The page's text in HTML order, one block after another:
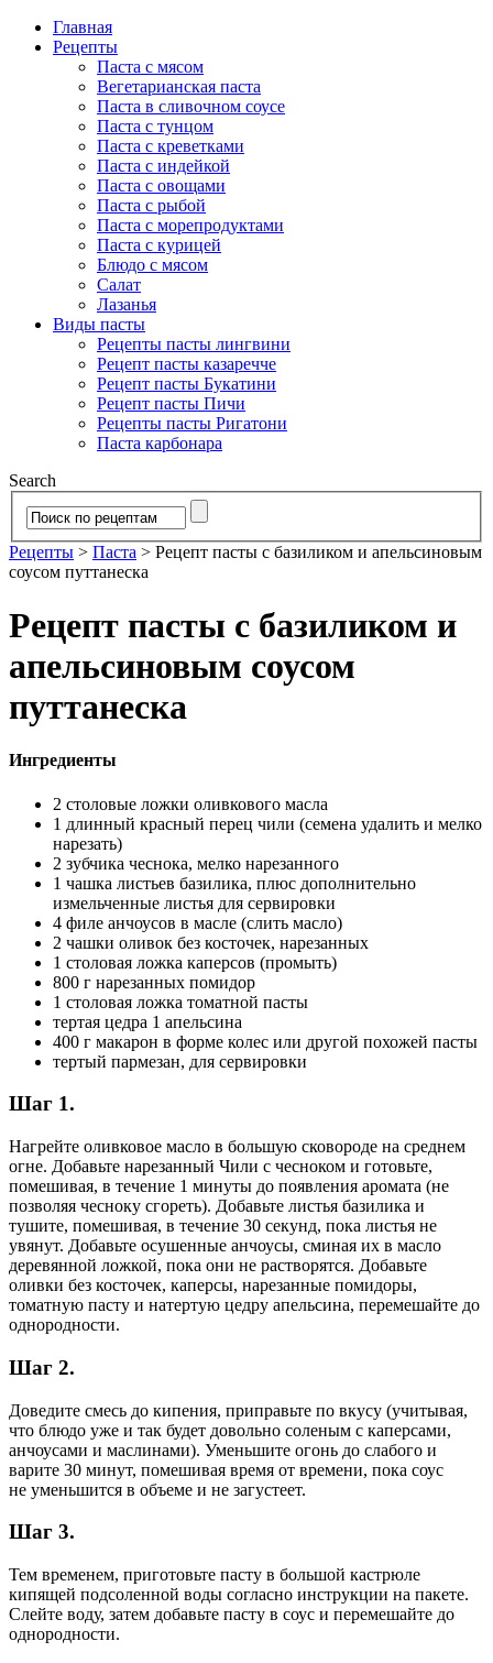
Главная
Рецепты
Паста с мясом
Вегетарианская паста
Паста в сливочном соусе
Паста с тунцом
Паста с креветками
Паста с индейкой
Паста с овощами
Паста с рыбой
Паста с морепродуктами
Паста с курицей
Блюдо с мясом
Салат
Лазанья
Виды пасты
Рецепты пасты лингвини
Рецепт пасты казаречче
Рецепт пасты Букатини
Рецепт пасты Пичи
Рецепты пасты Ригатони
Паста карбонара
Search
Рецепты > Паста > Рецепт пасты с базиликом и апельсиновым
соусом путтанеска
Рецепт пасты с базиликом и
апельсиновым соусом
путтанеска
Ингредиенты
2 столовые ложки оливкового масла
1 длинный красный перец чили (семена удалить и мелко
нарезать)
2 зубчика чеснока, мелко нарезанного
1 чашка листьев базилика, плюс дополнительно
измельченные листья для сервировки
4 филе анчоусов в масле (слить масло)
2 чашки оливок без косточек, нарезанных
1 столовая ложка каперсов (промыть)
800 г нарезанных помидор
1 столовая ложка томатной пасты
тертая цедра 1 апельсина
400 г макарон в форме колес или другой похожей пасты
тертый пармезан, для сервировки
Шаг 1.
Нагрейте оливковое масло в большую сковороде на среднем
огне. Добавьте нарезанный Чили с чесноком и готовьте,
помешивая, в течение 1 минуты до появления аромата (не
позволяя чесноку сгореть). Добавьте листья базилика и
тушите, помешивая, в течение 30 секунд, пока листья не
увянут. Добавьте осушенные анчоусы, сминая их в масло
деревянной ложкой, пока они не растворятся. Добавьте
оливки без косточек, каперсы, нарезанные помидоры,
томатную пасту и натертую цедру апельсина, перемешайте до
однородности.
Шаг 2.
Доведите смесь до кипения, приправьте по вкусу (учитывая,
что блюдо уже и так будет довольно соленым с каперсами,
анчоусами и маслинами). Уменьшите огонь до слабого и
варите 30 минут, помешивая время от времени, пока соус
не уменьшится в объеме и не загустеет.
Шаг 3.
Тем временем, приготовьте пасту в большой кастрюле
кипящей подсоленной воды согласно инструкции на пакете.
Слейте воду, затем добавьте пасту в соус и перемешайте до
однородности.